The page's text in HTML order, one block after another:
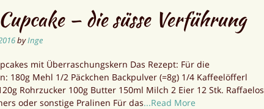
— die süsse Verführung
byInge
mit Überraschungskern Das Rezept: Für die
180g Mehl 1/2 Päckchen Backpulver (=8g) 1/4 Kaffeelöfferl
Rohrzucker 100g Butter 150ml Milch 2 Eier 12 Stk. Raffaelos
oder sonstige Pralinen Für das...Read More